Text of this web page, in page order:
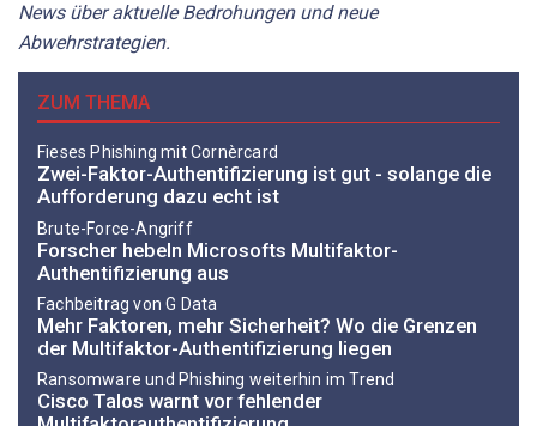
News über aktuelle Bedrohungen und neue
Abwehrstrategien.
ZUM THEMA
Fieses Phishing mit Cornèrcard
Zwei-Faktor-Authentifizierung ist gut - solange die
Aufforderung dazu echt ist
Brute-Force-Angriff
Forscher hebeln Microsofts Multifaktor-
Authentifizierung aus
Fachbeitrag von G Data
Mehr Faktoren, mehr Sicherheit? Wo die Grenzen
der Multifaktor-Authentifizierung liegen
Ransomware und Phishing weiterhin im Trend
Cisco Talos warnt vor fehlender